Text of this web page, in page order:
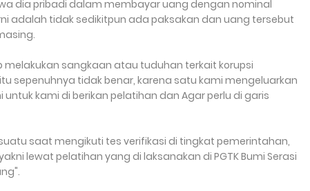
dia pribadi dalam membayar uang dengan nominal
adalah tidak sedikitpun ada paksakan dan uang tersebut
melakukan sangkaan atau tuduhan terkait korupsi
sepenuhnya tidak benar, karena satu kami mengeluarkan
kami di berikan pelatihan dan Agar perlu di garis
saat mengikuti tes verifikasi di tingkat pemerintahan,
lewat pelatihan yang di laksanakan di PGTK Bumi Serasi